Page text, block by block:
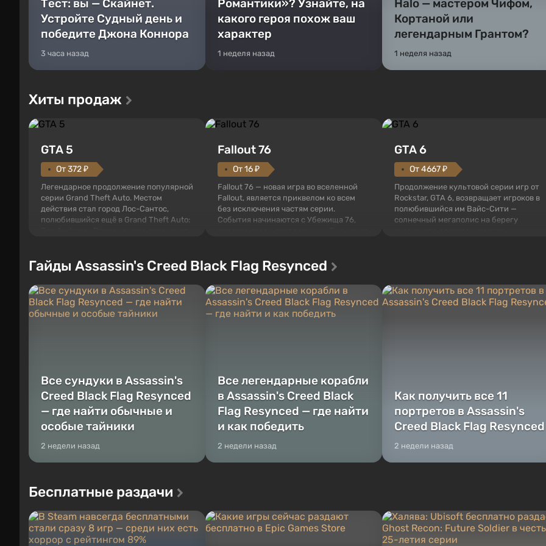
Тест: вы — Скайнет.
Устройте Судный день и
победите Джона Коннора
3 часа назад
Романтики»? Узнайте, на
какого героя похож ваш
характер
1 неделя назад
Halo — мастером Чифом,
Кортаной или
легендарным Грантом?
1 неделя назад
Хиты продаж
GTA 5
От 372 ₽
Легендарное продолжение популярной
серии Grand Theft Auto. Местом
действия стал город Лос-Сантос,
полюбившийся ещё в Grand Theft Auto:
которыми вы сможете переключаться в
любое время. Жанр и...
Fallout 76
От 16 ₽
Fallout 76 — новая игра во вселенной
Fallout, является приквелом ко всем
без исключения частям серии.
События начинаются с Убежища 76,
как на Америку упадут ядерные бомбы.
Место действия Fallout...
GTA 6
От 4667 ₽
Продолжение культовой серии игр от
Rockstar, GTA 6, возвращает игроков в
полюбившийся им Вайс-Сити —
солнечный мегаполис на берегу
неприятности. И...
Гайды Assassin's Creed Black Flag Resynced
Все сундуки в Assassin's
Creed Black Flag Resynced
— где найти обычные и
особые тайники
2 недели назад
Все легендарные корабли
в Assassin's Creed Black
Flag Resynced — где найти
и как победить
2 недели назад
Как получить все 11
портретов в Assassin's
Creed Black Flag Resynced
2 недели назад
Бесплатные раздачи